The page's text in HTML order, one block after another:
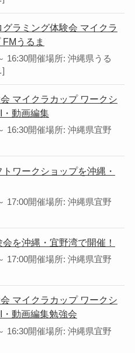
ラミング体験会 マイクラ
うるま
16:30開催場所: 沖縄県うる
マイクラカップ ワークシ
・動画編集
16:30開催場所: 沖縄県宜野
ワークショップを沖縄・
17:00開催場所: 沖縄県宜野
を沖縄・宜野湾で開催！
17:00開催場所: 沖縄県宜野
マイクラカップ ワークシ
動画編集勉強会
16:30開催場所: 沖縄県宜野